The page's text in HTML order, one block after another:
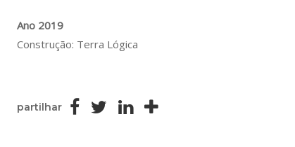
Ano 2019
Construção: Terra Lógica
partilhar